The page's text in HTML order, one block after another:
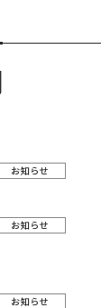
お知らせ
お知らせ
お知らせ